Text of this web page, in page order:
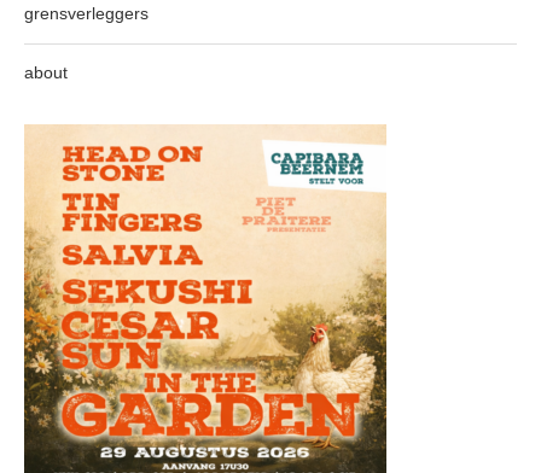
grensverleggers
about